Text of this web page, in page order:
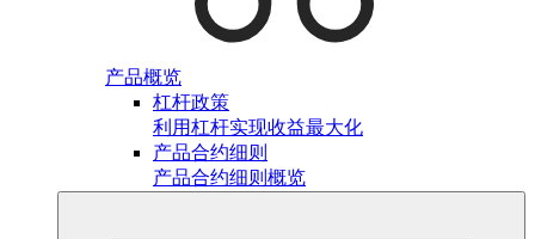
产品概览
杠杆政策
利用杠杆实现收益最大化
产品合约细则
产品合约细则概览